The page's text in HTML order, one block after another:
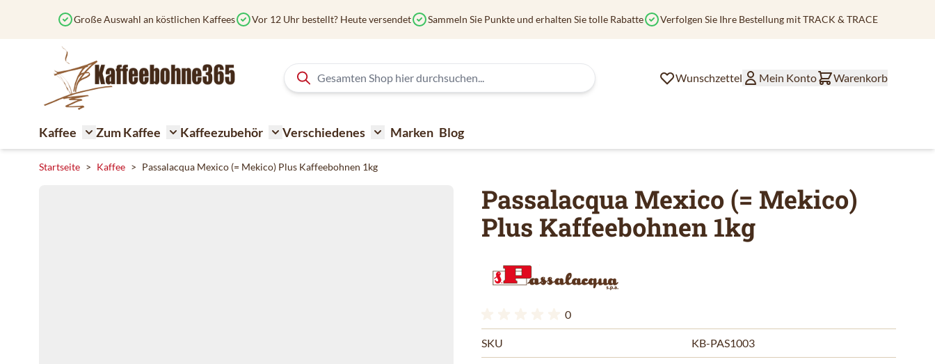
Große Auswahl an köstlichen Kaffees Vor 12 Uhr bestellt? Heute versendet Sammeln Sie Punkte und erhalten Sie tolle Rabatte Verfolgen Sie Ihre Bestellung mit TRACK & TRACE
Wunschzettel Mein Konto Warenkorb
Kaffee
Toggle submenu for Kaffee
Zum Kaffee
Toggle submenu for Zum Kaffee
Kaffeezubehör
Toggle submenu for Kaffeezubehör
Verschiedenes
Toggle submenu for Verschiedenes
Marken Blog
Startseite > Kaffee > Passalacqua Mexico (= Mekico) Plus Kaffeebohnen 1kg
Passalacqua Mexico (= Mekico)
Plus Kaffeebohnen 1kg
0
SKU KB-PAS1003